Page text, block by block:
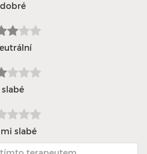
dobré
slabé
slabé